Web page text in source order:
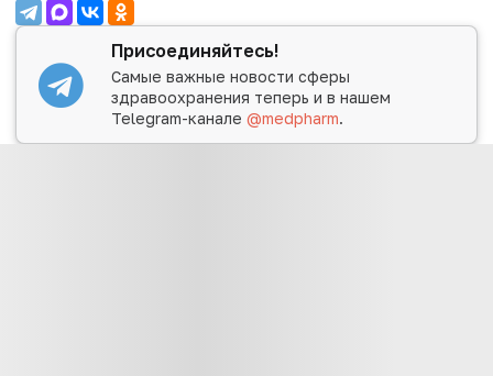
Присоединяйтесь!
Самые важные новости сферы
здравоохранения теперь и в нашем
Telegram-канале@medpharm.